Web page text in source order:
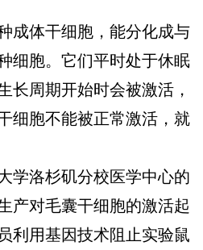
体干细胞，能分化成与
细胞。它们平时处于休眠
长周期开始时会被激活，
细胞不能被正常激活，就
洛杉矶分校医学中心的
产对毛囊干细胞的激活起
利用基因技术阻止实验鼠